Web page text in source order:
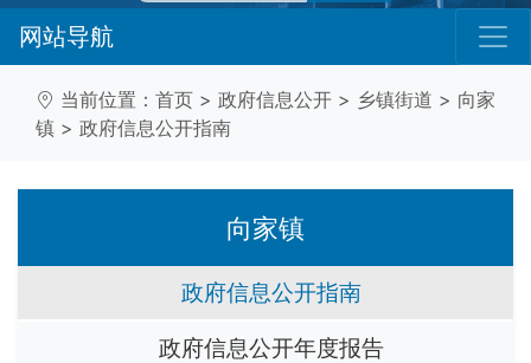
网站导航
当前位置： 首页 > 政府信息公开 > 乡镇街道 > 向家
镇 > 政府信息公开指南
向家镇
政府信息公开指南
政府信息公开年度报告